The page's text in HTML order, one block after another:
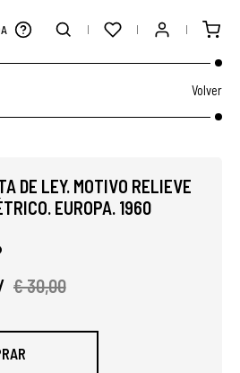
Volver
DE LEY. MOTIVO RELIEVE
EUROPA. 1960
€ 30,00